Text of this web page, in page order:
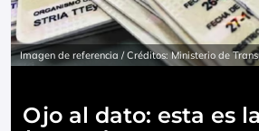
Imagen de referencia / Créditos: Ministerio de
Ojo al dato: esta es